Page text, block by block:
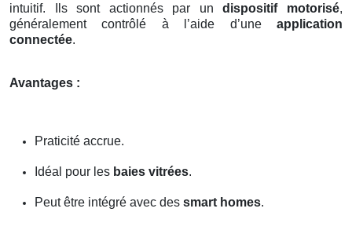
intuitif. Ils sont actionnés par undispositif motorisé,
généralement contrôlé à l’aide d’une application
connectée.
Avantages :
Praticité accrue.
Idéal pour les baies vitrées.
Peut être intégré avec des smart homes.